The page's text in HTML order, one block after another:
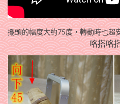
擺頭的幅度大約75度，轉動時也超
咯搭咯